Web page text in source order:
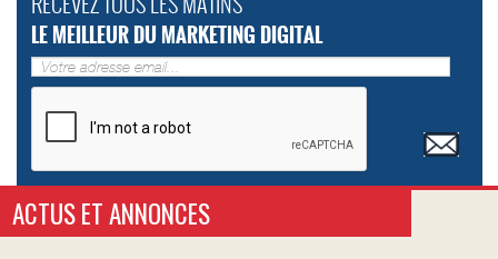
LE MEILLEUR DU MARKETING DIGITAL
ACTUS ET ANNONCES